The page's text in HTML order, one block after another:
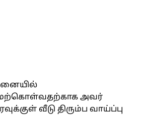
அவர்
வீடு திரும்ப வாய்ப்பு